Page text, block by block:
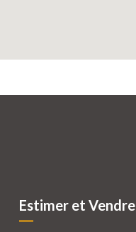
Estimer et Vendre